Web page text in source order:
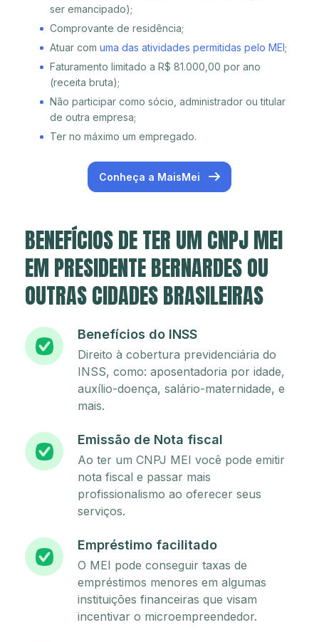
ser emancipado);
Comprovante de residência;
Atuar com uma das atividades permitidas pelo MEI;
Faturamento limitado a R$ 81.000,00 por ano
(receita bruta);
Não participar como sócio, administrador ou titular
de outra empresa;
Ter no máximo um empregado.
Conheça a MaisMei
BENEFÍCIOS DE TER UM CNPJ MEI
EM PRESIDENTE BERNARDES OU
OUTRAS CIDADES BRASILEIRAS
Benefícios do INSS
Direito à cobertura previdenciária do
INSS, como: aposentadoria por idade,
auxílio-doença, salário-maternidade, e
mais.
Emissão de Nota fiscal
Ao ter um CNPJ MEI você pode emitir
nota fiscal e passar mais
profissionalismo ao oferecer seus
serviços.
Empréstimo facilitado
O MEI pode conseguir taxas de
empréstimos menores em algumas
instituições financeiras que visam
incentivar o microempreendedor.